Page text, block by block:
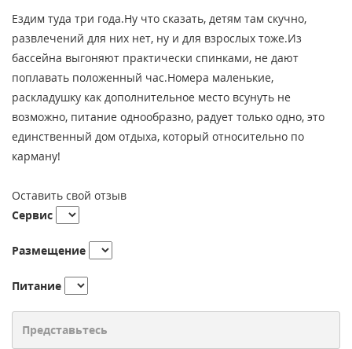
Ездим туда три года.Ну что сказать, детям там скучно,
развлечений для них нет, ну и для взрослых тоже.Из
бассейна выгоняют практически спинками, не дают
поплавать положенный час.Номера маленькие,
раскладушку как дополнительное место всунуть не
возможно, питание однообразно, радует только одно, это
единственный дом отдыха, который относительно по
карману!
Оставить свой отзыв
Сервис
Размещение
Питание